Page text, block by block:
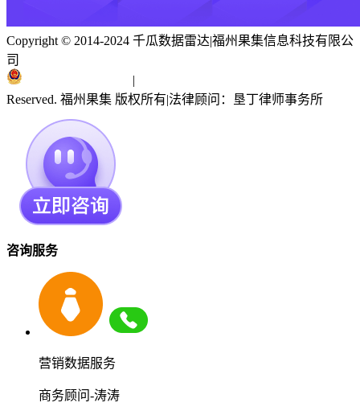
Copyright © 2014-2024 千瓜数据雷达|福州果集信息科技有限公
司
|
Reserved. 福州果集 版权所有|法律顾问：垦丁律师事务所
咨询服务
营销数据服务
商务顾问-涛涛